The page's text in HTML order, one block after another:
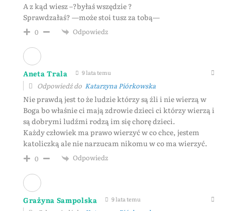
A z kąd wiesz –?byłaś wszędzie ?
Sprawdzałaś? —może stoi tusz za tobą—
0 Odpowiedz
Aneta Trala 9 lata temu
Odpowiedź do Katarzyna Piórkowska
Nie prawdą jest to że ludzie którzy są źli i nie wierzą w
Boga bo właśnie ci mają zdrowie dzieci ci którzy wierzą i
są dobrymi ludźmi rodzą im się chorę dzieci.
Każdy człowiek ma prawo wierzyć w co chce, jestem
katoliczką ale nie narzucam nikomu w co ma wierzyć.
0 Odpowiedz
Grażyna Sampolska 9 lata temu